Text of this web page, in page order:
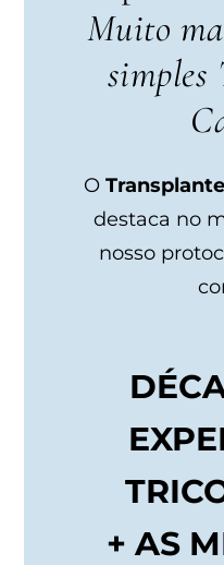
Muito
simples
O
destaca no
nosso
+ AS